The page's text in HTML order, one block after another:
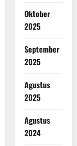
Oktober
2025
September
2025
Agustus
2025
Agustus
2024